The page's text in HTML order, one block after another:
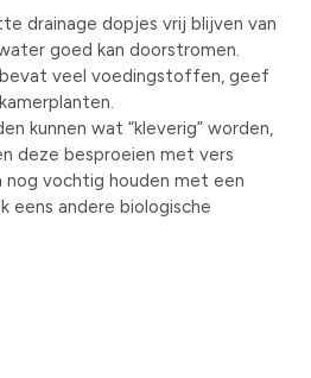
drainage dopjes vrij blijven van
goed kan doorstromen.
veel voedingstoffen, geef
kunnen wat “kleverig” worden,
deze besproeien met vers
nog vochtig houden met een
eens andere biologische